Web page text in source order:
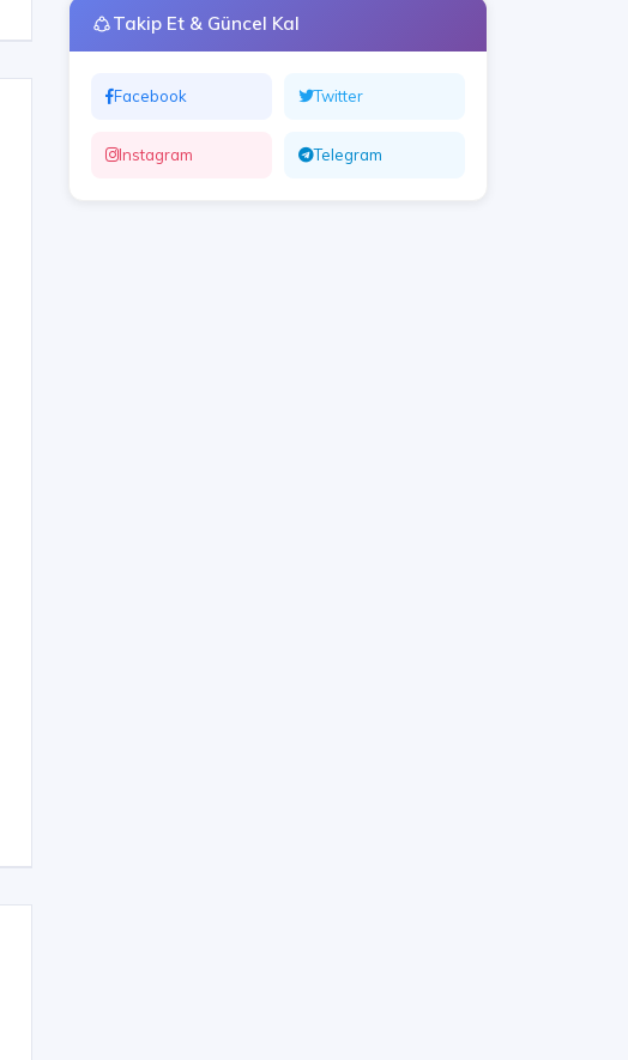
Takip Et & Güncel Kal
Facebook Twitter
Instagram Telegram